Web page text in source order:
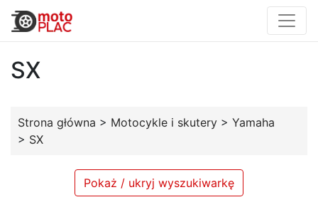
SX
Strona główna > Motocykle i skutery > Yamaha
> SX
Pokaż / ukryj wyszukiwarkę